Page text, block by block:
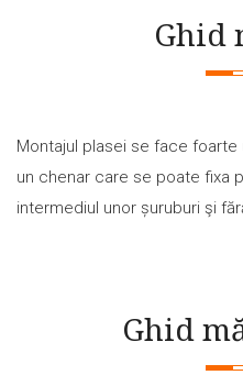
Ghid
Montajul plasei se face
un chenar care se poate fixa
intermediul unor șuruburi şi
Ghid